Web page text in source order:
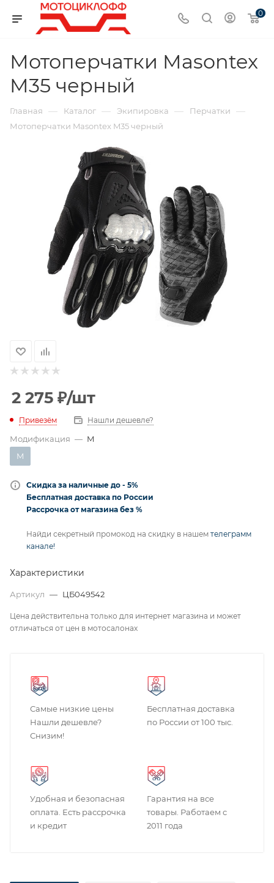
0
Мотоперчатки Masontex
M35 черный
Главная — Каталог — Экипировка — Перчатки —
Мотоперчатки Masontex M35 черный
2 275 ₽/шт
Привезём Нашли дешевле?
Модификация — M
M
Скидка за наличные до - 5%
Бесплатная доставка по России
Рассрочка от магазина без %
Найди секретный промокод на скидку в нашем телеграмм
канале!
Характеристики
Артикул — ЦБ049542
Цена действительна только для интернет магазина и может
отличаться от цен в мотосалонах
Самые низкие цены
Нашли дешевле?
Снизим!
Бесплатная доставка
по России от 100 тыс.
Удобная и безопасная
оплата. Есть рассрочка
и кредит
Гарантия на все
товары. Работаем с
2011 года